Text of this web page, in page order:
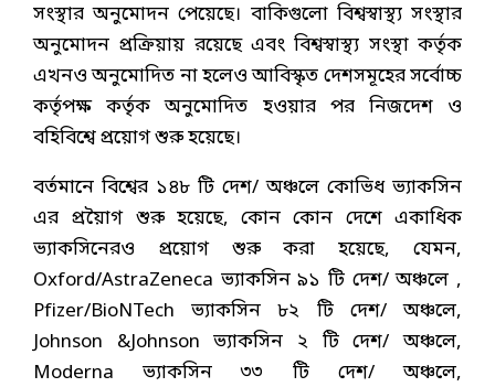
সংস্থার অনুমোদন পেয়েছে। বাকিগুলো বিশ্বস্বাস্থ্য সংস্থার
অনুমোদন প্রক্রিয়ায় রয়েছে এবং বিশ্বস্বাস্থ্য সংস্থা কর্তৃক
এখনও অনুমোদিত না হলেও আবিস্কৃত দেশসমূহের সর্বোচ্চ
কর্তৃপক্ষ কর্তৃক অনুমোদিত হওয়ার পর নিজদেশ ও
বহিবিশ্বে প্রয়োগ শুরু হয়েছে।
বর্তমানে বিশ্বের ১৪৮ টি দেশ/ অঞ্চলে কোভিধ ভ্যাকসিন
এর প্রয়ৈাগ শুরু হয়েছে, কোন কোন দেশে একাধিক
ভ্যাকসিনেরও প্রয়োগ শুরু করা হয়েছে, যেমন,
Oxford/AstraZeneca ভ্যাকসিন ৯১ টি দেশ/ অঞ্চলে ,
Pfizer/BioNTech ভ্যাকসিন ৮২ টি দেশ/ অঞ্চলে,
Johnson &Johnson ভ্যাকসিন ২ টি দেশ/ অঞ্চলে,
Moderna ভ্যাকসিন ৩৩ টি দেশ/ অঞ্চলে,